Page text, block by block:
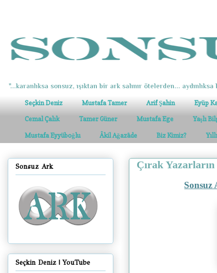
"...karanlıksa sonsuz, ışıktan bir ark salınır ötelerden... aydınlıksa
Seçkin Deniz Mustafa Tamer Arif Şahin Eyüp
Cemal Çalık Tamer Güner Mustafa Ege Yaşlı
Mustafa Eyyüboğlu Âkil Ağazâde Biz Kimiz?
Çırak
Sonsuz
Sonsuz Ark
Seçkin Deniz | YouTube